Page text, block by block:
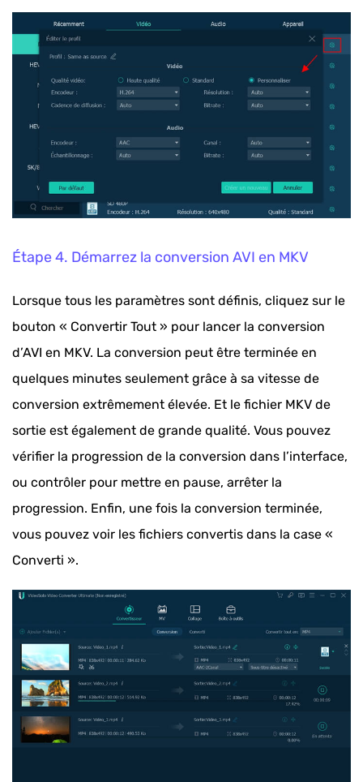
Étape 4. Démarrez la conversion AVI en MKV
Lorsque tous les paramètres sont définis, cliquez sur le
bouton « Convertir Tout » pour lancer la conversion
d’AVI en MKV. La conversion peut être terminée en
quelques minutes seulement grâce à sa vitesse de
conversion extrêmement élevée. Et le fichier MKV de
sortie est également de grande qualité. Vous pouvez
vérifier la progression de la conversion dans l’interface,
ou contrôler pour mettre en pause, arrêter la
progression. Enfin, une fois la conversion terminée,
vous pouvez voir les fichiers convertis dans la case «
Converti ».